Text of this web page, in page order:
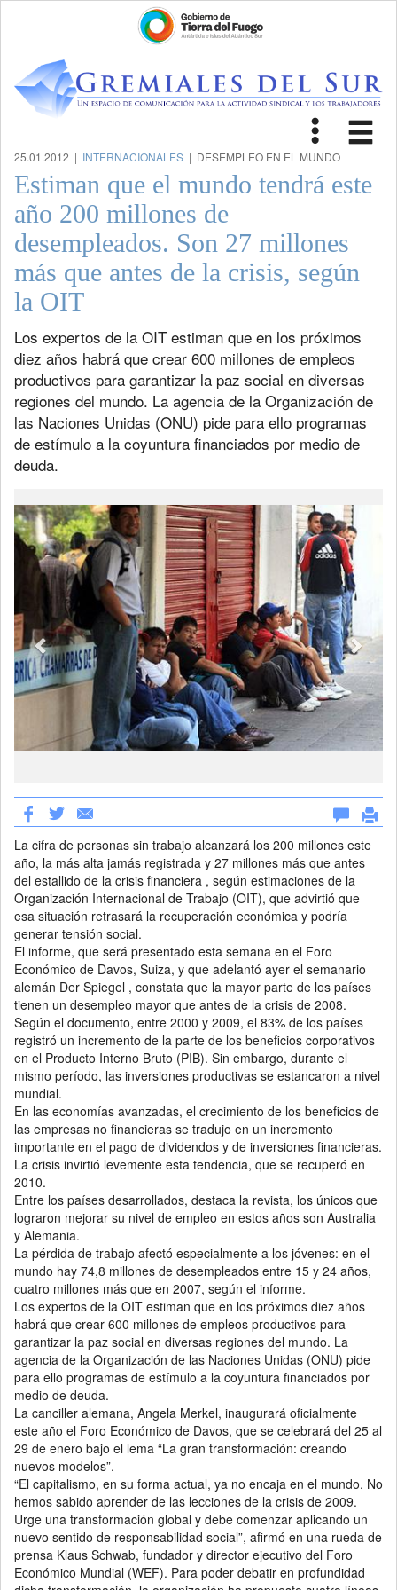
Toggle
25.01.2012 | INTERNACIONALES | DESEMPLEO EN EL MUNDO
Estiman que el mundo tendrá este
año 200 millones de
desempleados. Son 27 millones
más que antes de la crisis, según
la OIT
Los expertos de la OIT estiman que en los próximos
diez años habrá que crear 600 millones de empleos
productivos para garantizar la paz social en diversas
regiones del mundo. La agencia de la Organización de
las Naciones Unidas (ONU) pide para ello programas
de estímulo a la coyuntura financiados por medio de
deuda.
Previous
La cifra de personas sin trabajo alcanzará los 200 millones este
año, la más alta jamás registrada y 27 millones más que antes
del estallido de la crisis financiera , según estimaciones de la
Organización Internacional de Trabajo (OIT), que advirtió que
esa situación retrasará la recuperación económica y podría
generar tensión social.
El informe, que será presentado esta semana en el Foro
Económico de Davos, Suiza, y que adelantó ayer el semanario
alemán Der Spiegel , constata que la mayor parte de los países
tienen un desempleo mayor que antes de la crisis de 2008.
Según el documento, entre 2000 y 2009, el 83% de los países
registró un incremento de la parte de los beneficios corporativos
en el Producto Interno Bruto (PIB). Sin embargo, durante el
mismo período, las inversiones productivas se estancaron a nivel
mundial.
En las economías avanzadas, el crecimiento de los beneficios de
las empresas no financieras se tradujo en un incremento
importante en el pago de dividendos y de inversiones financieras.
La crisis invirtió levemente esta tendencia, que se recuperó en
2010.
Entre los países desarrollados, destaca la revista, los únicos que
lograron mejorar su nivel de empleo en estos años son Australia
y Alemania.
La pérdida de trabajo afectó especialmente a los jóvenes: en el
mundo hay 74,8 millones de desempleados entre 15 y 24 años,
cuatro millones más que en 2007, según el informe.
Los expertos de la OIT estiman que en los próximos diez años
habrá que crear 600 millones de empleos productivos para
garantizar la paz social en diversas regiones del mundo. La
agencia de la Organización de las Naciones Unidas (ONU) pide
para ello programas de estímulo a la coyuntura financiados por
medio de deuda.
La canciller alemana, Angela Merkel, inaugurará oficialmente
este año el Foro Económico de Davos, que se celebrará del 25 al
29 de enero bajo el lema “La gran transformación: creando
nuevos modelos”.
“El capitalismo, en su forma actual, ya no encaja en el mundo. No
hemos sabido aprender de las lecciones de la crisis de 2009.
Urge una transformación global y debe comenzar aplicando un
nuevo sentido de responsabilidad social”, afirmó en una rueda de
prensa Klaus Schwab, fundador y director ejecutivo del Foro
Económico Mundial (WEF). Para poder debatir en profundidad